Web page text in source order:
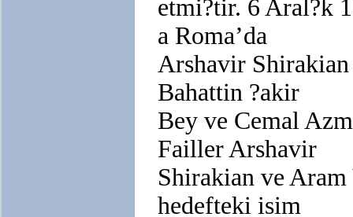
etmi?tir. 6 Aral?k
a Roma’da
Arshavir Shirakian
Bahattin ?akir
Bey ve Cemal
Failler Arshavir
Shirakian ve Aram
hedefteki isim